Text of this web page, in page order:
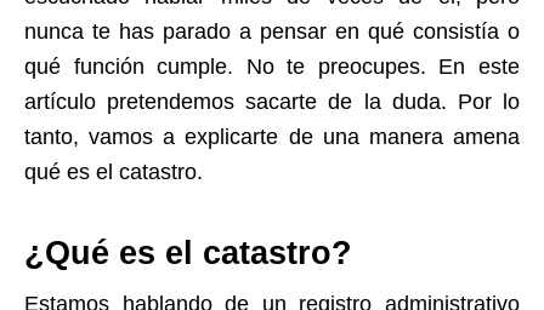
nunca te has parado a pensar en qué consistía o
qué función cumple. No te preocupes. En este
artículo pretendemos sacarte de la duda. Por lo
tanto, vamos a explicarte de una manera amena
qué es el catastro.
¿Qué es el catastro?
Estamos hablando de un registro administrativo